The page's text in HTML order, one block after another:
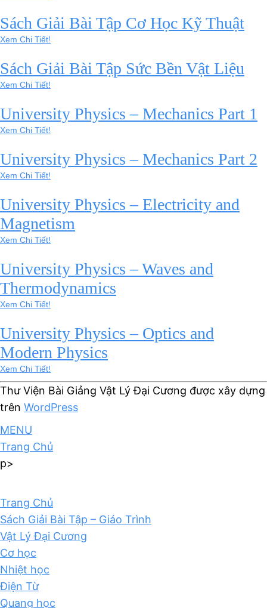
Sách Giải Bài Tập Cơ Học Kỹ Thuật
Xem Chi Tiết!
Sách Giải Bài Tập Sức Bền Vật Liệu
Xem Chi Tiết!
University Physics – Mechanics Part 1
Xem Chi Tiết!
University Physics – Mechanics Part 2
Xem Chi Tiết!
University Physics – Electricity and
Magnetism
Xem Chi Tiết!
University Physics – Waves and
Thermodynamics
Xem Chi Tiết!
University Physics – Optics and
Modern Physics
Xem Chi Tiết!
Thư Viện Bài Giảng Vật Lý Đại Cương được xây dựng
trên WordPress
MENU
Trang Chủ
p>
Trang Chủ
Sách Giải Bài Tập – Giáo Trình
Vật Lý Đại Cương
Cơ học
Nhiệt học
Điện Từ
Quang học